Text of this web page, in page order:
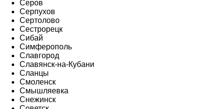
Серов
Серпухов
Сертолово
Сестрорецк
Сибай
Симферополь
Славгород
Славянск-на-Кубани
Сланцы
Смоленск
Смышляевка
Снежинск